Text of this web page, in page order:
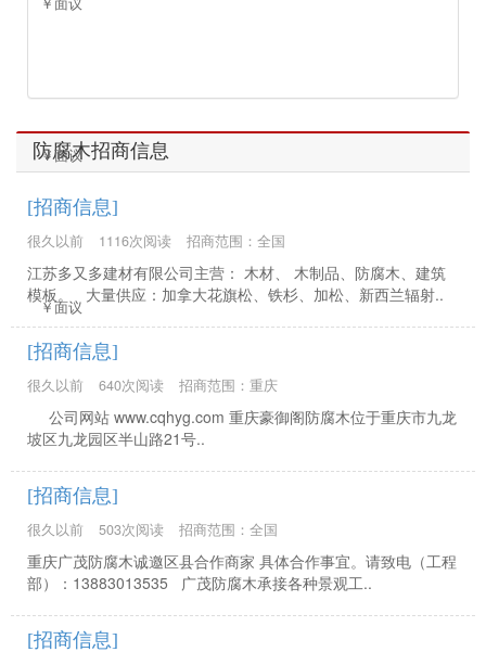
￥面议
￥面议
防腐木招商信息
[招商信息]
很久以前 1116次阅读 招商范围：全国
江苏多又多建材有限公司主营： 木材、 木制品、防腐木、建筑
模板。 大量供应：加拿大花旗松、铁杉、加松、新西兰辐射..
[招商信息]
很久以前 640次阅读 招商范围：重庆
公司网站 www.cqhyg.com 重庆豪御阁防腐木位于重庆市九龙
坡区九龙园区半山路21号..
[招商信息]
很久以前 503次阅读 招商范围：全国
重庆广茂防腐木诚邀区县合作商家 具体合作事宜。请致电（工程
部）：13883013535 广茂防腐木承接各种景观工..
[招商信息]